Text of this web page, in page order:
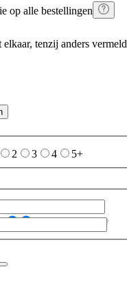
op alle bestellingen
elkaar, tenzij anders vermeld
2 3 4
5+